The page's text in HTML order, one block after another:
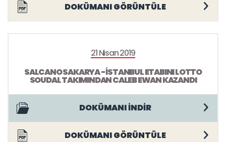
DOKÜMANI GÖRÜNTÜLE
21 Nisan 2019
SALCANO SAKARYA - İSTANBUL ETABINI LOTTO
SOUDAL TAKIMINDAN CALEB EWAN KAZANDI
DOKÜMANI İNDİR
DOKÜMANI GÖRÜNTÜLE